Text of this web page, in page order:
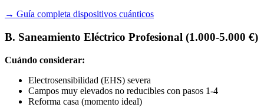
→ Guía completa dispositivos cuánticos
B. Saneamiento Eléctrico Profesional (1.000-5.000 €)
Cuándo considerar:
Electrosensibilidad (EHS) severa
Campos muy elevados no reducibles con pasos 1-4
Reforma casa (momento ideal)